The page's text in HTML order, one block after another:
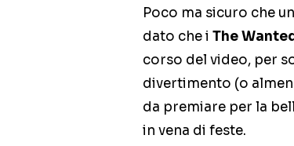
Poco ma sicuro che
dato che i The
corso del video, per
divertimento (o
da premiare per la
in vena di feste.